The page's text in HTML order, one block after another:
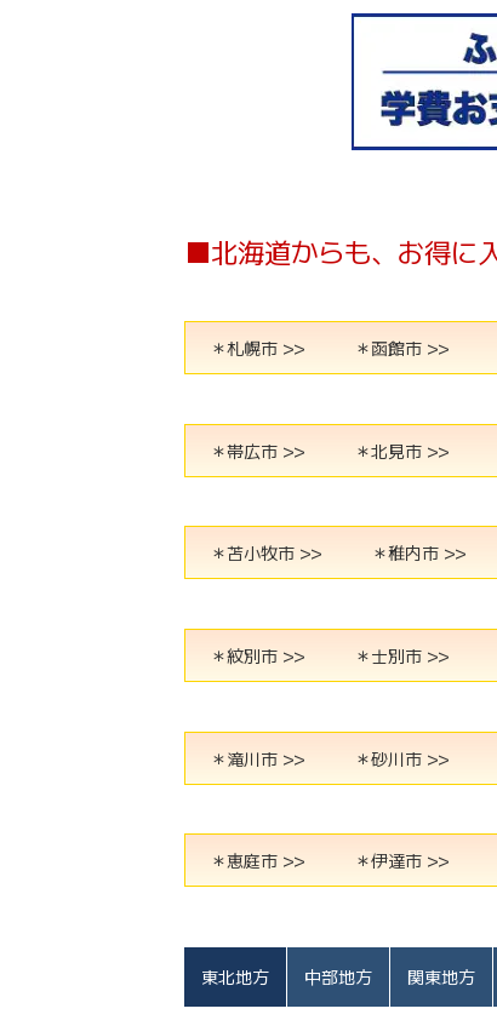
■北海道からも、お得に
＊札幌市 >> ＊函館市 >>
＊帯広市 >> ＊北見市 >>
＊苫小牧市 >> ＊稚内市 >>
＊紋別市 >> ＊士別市 >>
＊滝川市 >> ＊砂川市 >>
＊恵庭市 >> ＊伊達市 >>
東北地方 中部地方 関東地方